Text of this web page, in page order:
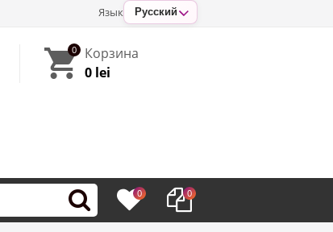
Язык Русский
0
Корзина
0 lei
0 0